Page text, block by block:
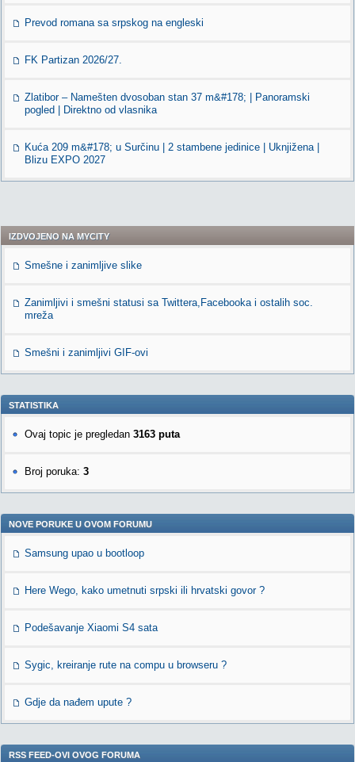
Prevod romana sa srpskog na engleski
FK Partizan 2026/27.
Zlatibor – Namešten dvosoban stan 37 m&#178; | Panoramski
pogled | Direktno od vlasnika
Kuća 209 m&#178; u Surčinu | 2 stambene jedinice | Uknjižena |
Blizu EXPO 2027
IZDVOJENO NA MYCITY
Smešne i zanimljive slike
Zanimljivi i smešni statusi sa Twittera,Facebooka i ostalih soc.
mreža
Smešni i zanimljivi GIF-ovi
STATISTIKA
Ovaj topic je pregledan 3163 puta
Broj poruka: 3
NOVE PORUKE U OVOM FORUMU
Samsung upao u bootloop
Here Wego, kako umetnuti srpski ili hrvatski govor ?
Podešavanje Xiaomi S4 sata
Sygic, kreiranje rute na compu u browseru ?
Gdje da nađem upute ?
RSS FEED-OVI OVOG FORUMA